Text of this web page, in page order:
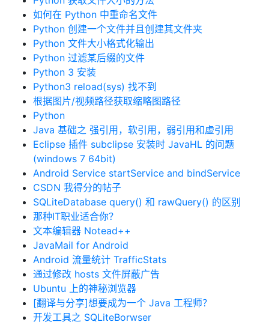
如何在 Python 中重命名文件
Python 创建一个文件并且创建其文件夹
Python 文件大小格式化输出
Python 过滤某后缀的文件
Python 3 安装
Python3 reload(sys) 找不到
根据图片/视频路径获取缩略图路径
Python
Java 基础之 强引用，软引用，弱引用和虚引用
Eclipse 插件 subclipse 安装时 JavaHL 的问题
(windows 7 64bit)
Android Service startService and bindService
CSDN 我得分的帖子
SQLiteDatabase query() 和 rawQuery() 的区别
那种IT职业适合你？
文本编辑器 Notead++
JavaMail for Android
Android 流量统计 TrafficStats
通过修改 hosts 文件屏蔽广告
Ubuntu 上的神秘浏览器
[翻译与分享]想要成为一个 Java 工程师？
开发工具之 SQLiteBorwser